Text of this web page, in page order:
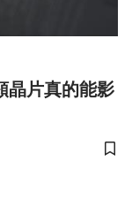
晶片真的能影
儲